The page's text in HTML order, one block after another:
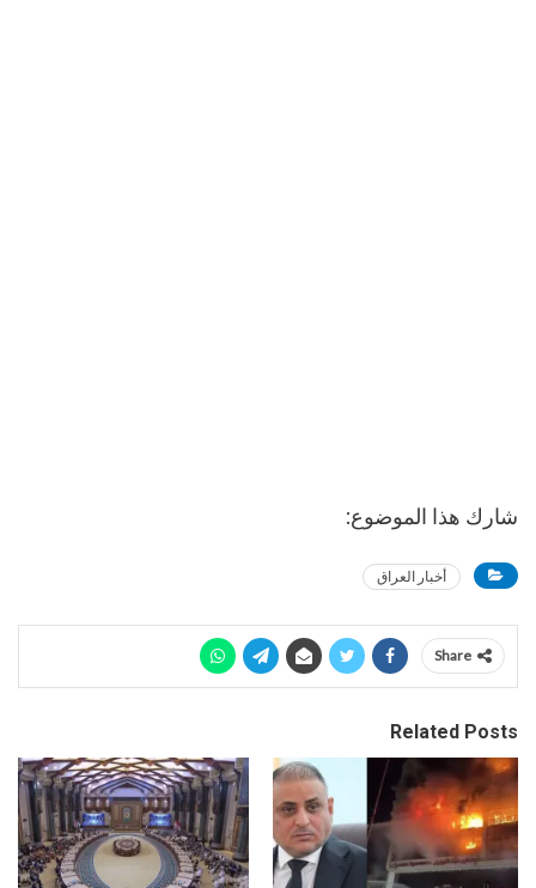
شارك هذا الموضوع:
أخبار العراق
Share
Related Posts